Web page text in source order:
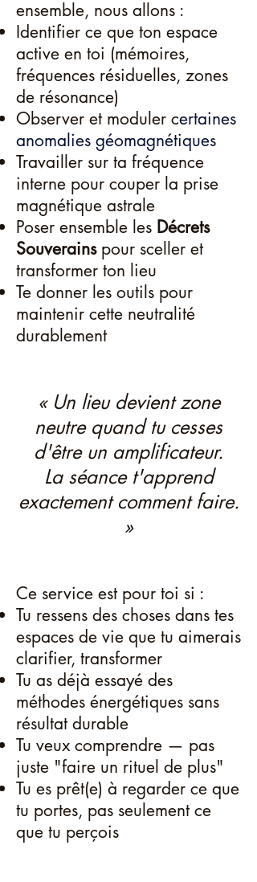
ensemble, nous allons :
Identifier ce que ton espace
active en toi (mémoires,
fréquences résiduelles, zones
de résonance)
Observer et moduler certaines
anomalies géomagnétiques
Travailler sur ta fréquence
interne pour couper la prise
magnétique astrale
Poser ensemble les Décrets
Souverainspour sceller et
transformer ton lieu
Te donner les outils pour
maintenir cette neutralité
durablement
« Un lieu devient zone
neutre quand tu cesses
d'être un amplificateur.
La séance t'apprend
exactement comment faire.
»
Ce service est pour toi si :
Tu ressens des choses dans tes
espaces de vie que tu aimerais
clarifier, transformer
Tu as déjà essayé des
méthodes énergétiques sans
résultat durable
Tu veux comprendre — pas
juste "faire un rituel de plus"
Tu es prêt(e) à regarder ce que
tu portes, pas seulement ce
que tu perçois